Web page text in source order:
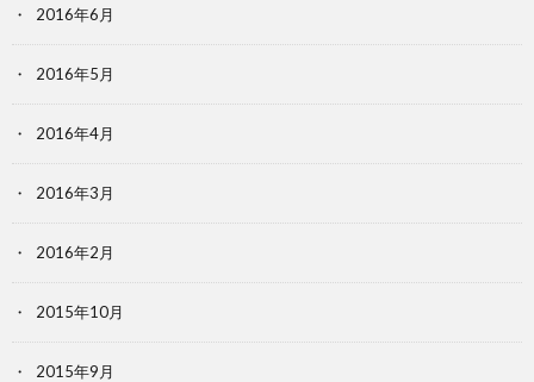
2016年6月
2016年5月
2016年4月
2016年3月
2016年2月
2015年10月
2015年9月